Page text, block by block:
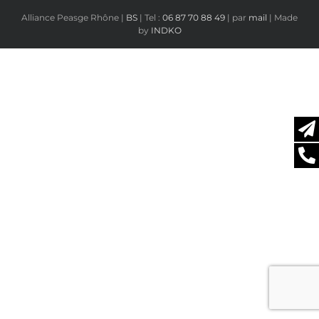
Alliance Peasge Rhône | BS | Tel : 06 87 70 88 49 | par mail | Made
by INDKO